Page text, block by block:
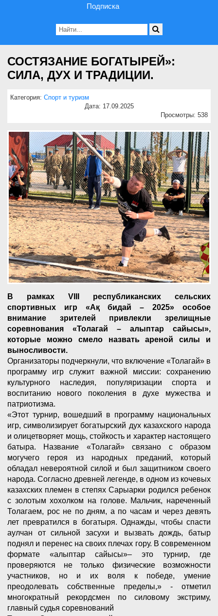
Подписка
СОСТЯЗАНИЕ БОГАТЫРЕЙ»:
СИЛА, ДУХ И ТРАДИЦИИ.
Категория: Спорт и туризм
Дата: 17.09.2025
Просмотры: 538
В рамках VIII республиканских сельских
спортивных игр «Ақ бидай – 2025» особое
внимание зрителей привлекли зрелищные
соревнования «Толагай – алыптар сайысы»,
которые можно смело назвать ареной силы и
выносливости.
Организаторы подчеркнули, что включение «Толагай» в
программу игр служит важной миссии: сохранению
культурного наследия, популяризации спорта и
воспитанию нового поколения в духе мужества и
патриотизма.
«Этот турнир, вошедший в программу национальных
игр, символизирует богатырский дух казахского народа
и олицетворяет мощь, стойкость и характер настоящего
батырa. Название «Толагай» связано с образом
могучего героя из народных преданий, который
обладал невероятной силой и был защитником своего
народа. Согласно древней легенде, в одном из кочевых
казахских племен в степях Сарыарки родился ребенок
с золотым хохолком на голове. Мальчик, нареченный
Толагаем, рос не по дням, а по часам и через девять
лет превратился в богатыря. Однажды, чтобы спасти
аулчан от сильной засухи и вызвать дождь, батыр
поднял и перенес на своих плечах гору. В современном
формате «алыптар сайысы»– это турнир, где
проверяются не только физические возможности
участников, но и их воля к победе, умение
преодолевать собственные пределы,» - отметил
многократный рекордсмен по силовому экстриму,
главный судья соревнований